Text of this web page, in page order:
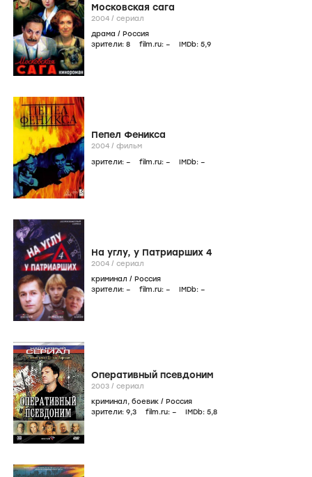
Московская сага
2004 / сериал
драма / Россия
зрители: 8 film.ru: – IMDb: 5,9
Пепел Феникса
2004 / фильм
зрители: – film.ru: – IMDb: –
На углу, у Патриарших 4
2004 / сериал
криминал / Россия
зрители: – film.ru: – IMDb: –
Оперативный псевдоним
2003 / сериал
криминал, боевик / Россия
зрители: 9,3 film.ru: – IMDb: 5,8